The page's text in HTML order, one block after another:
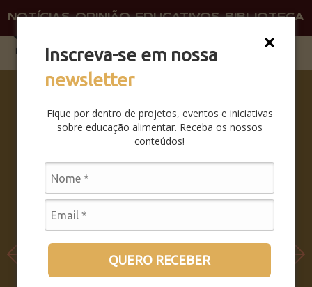
Inscreva-se em nossa
newsletter
Fique por dentro de projetos, eventos e iniciativas
sobre educação alimentar. Receba os nossos
conteúdos!
QUERO RECEBER
NOTÍCIAS OPINIÃO EDUCATIVOS BIBLIOTECA
COMO
SER E
NÃO SER
PERMANE
CER
SENDO,
QUANDO
O MUNDO
INTEIRO
PASSA A
HABITAR